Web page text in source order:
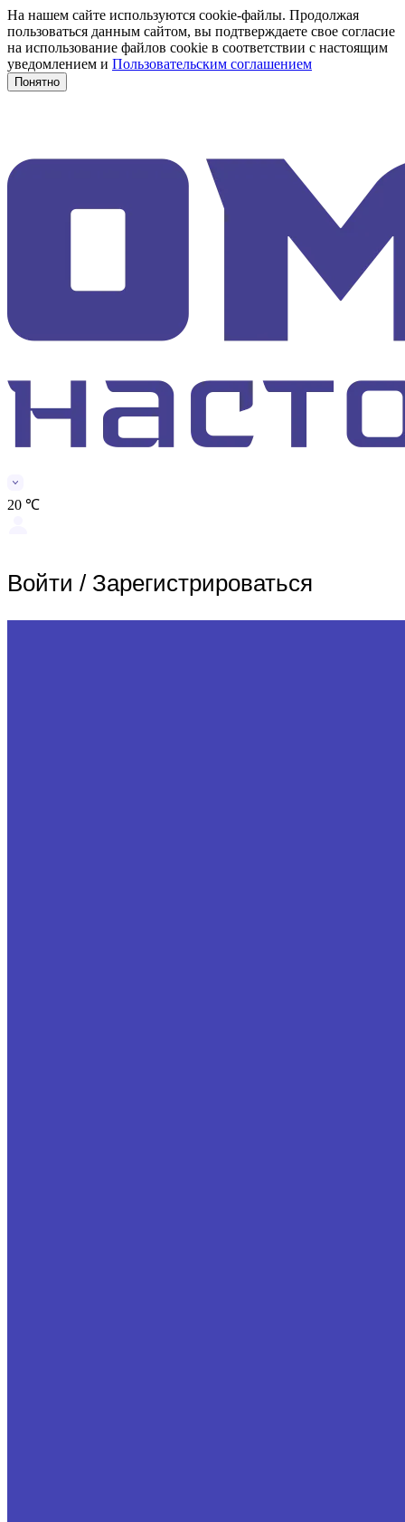
На нашем сайте используются cookie-файлы. Продолжая
пользоваться данным сайтом, вы подтверждаете свое согласие
на использование файлов cookie в соответствии с настоящим
уведомлением и Пользовательским соглашением
Понятно
20 ℃
Войти / Зарегистрироваться